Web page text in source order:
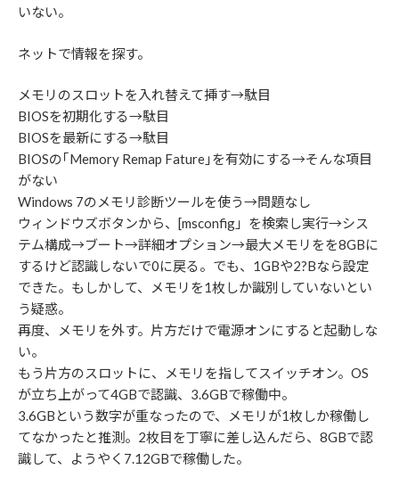
いない。
ネットで情報を探す。
メモリのスロットを入れ替えて挿す→駄目
BIOSを初期化する→駄目
BIOSを最新にする→駄目
BIOSの｢Memory Remap Fature｣を有効にする→そんな項目
がない
Windows 7のメモリ診断ツールを使う→問題なし
ウィンドウズボタンから、[msconfig」を検索し実行→シス
テム構成→ブート→詳細オプション→最大メモリをを8GBに
するけど認識しないで0に戻る。でも、1GBや2?Bなら設定
できた。もしかして、メモリを1枚しか識別していないとい
う疑惑。
再度、メモリを外す。片方だけで電源オンにすると起動しな
い。
もう片方のスロットに、メモリを指してスイッチオン。OS
が立ち上がって4GBで認識、3.6GBで稼働中。
3.6GBという数字が重なったので、メモリが1枚しか稼働し
てなかったと推測。2枚目を丁寧に差し込んだら、8GBで認
識して、ようやく7.12GBで稼働した。